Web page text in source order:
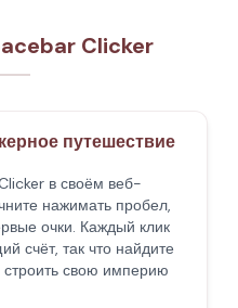
Clicker
путешествие
в своём веб-
нажимать пробел,
очки. Каждый клик
счёт, так что найдите
свою империю